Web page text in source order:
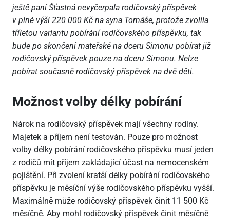
ještě paní Šťastná nevyčerpala rodičovský příspěvek
v plné výši 220 000 Kč na syna Tomáše, protože zvolila
tříletou variantu pobírání rodičovského příspěvku, tak
bude po skončení mateřské na dceru Simonu pobírat již
rodičovský příspěvek pouze na dceru Simonu. Nelze
pobírat současně rodičovský příspěvek na dvě děti.
Možnost volby délky pobírání
Nárok na rodičovský příspěvek mají všechny rodiny.
Majetek a příjem není testován. Pouze pro možnost
volby délky pobírání rodičovského příspěvku musí jeden
z rodičů mít příjem zakládající účast na nemocenském
pojištění. Při zvolení kratší délky pobírání rodičovského
příspěvku je měsíční výše rodičovského příspěvku vyšší.
Maximálně může rodičovský příspěvek činit 11 500 Kč
měsíčně. Aby mohl rodičovský příspěvek činit měsíčně